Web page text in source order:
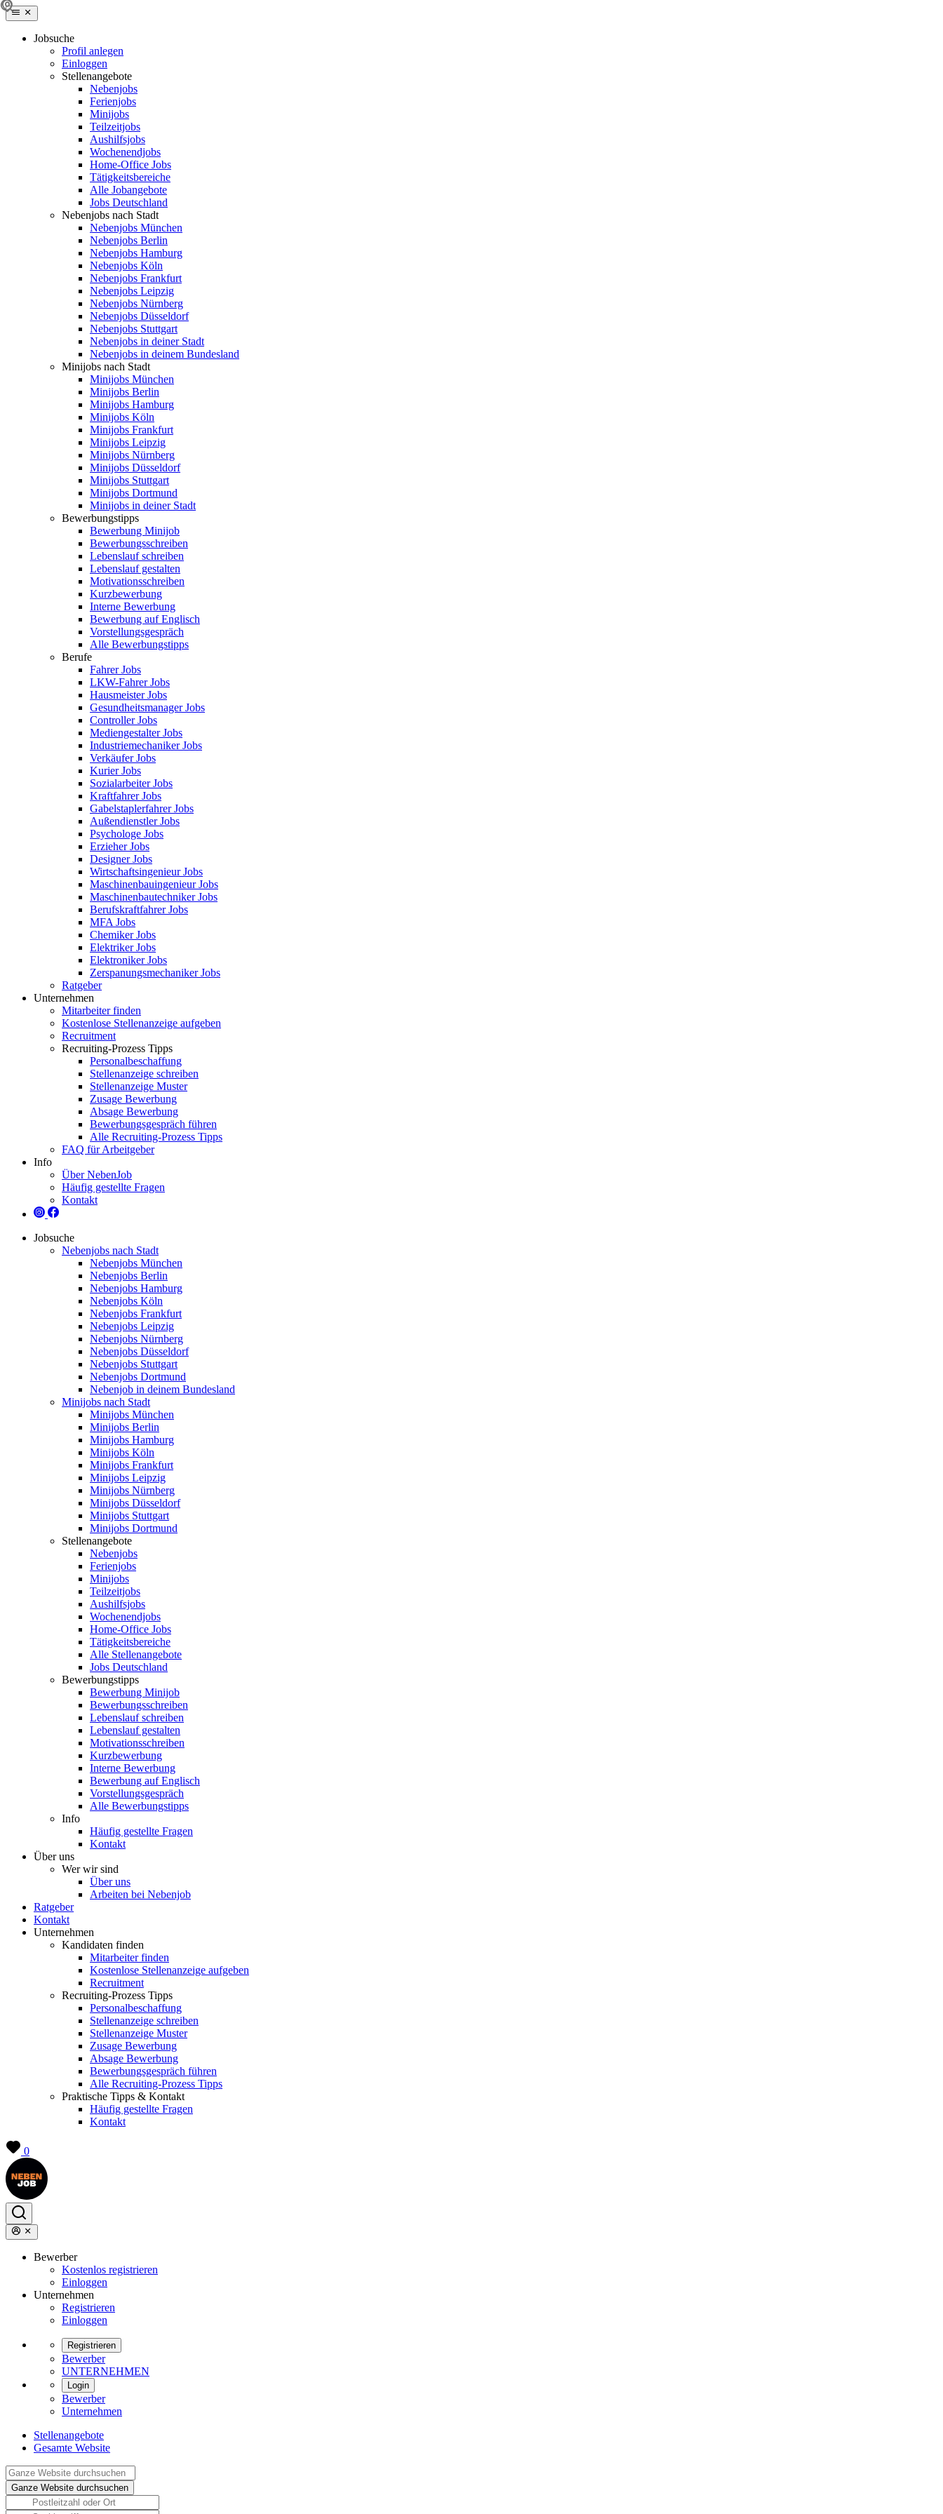
Jobsuche
Profil anlegen
Einloggen
Stellenangebote
Nebenjobs
Ferienjobs
Minijobs
Teilzeitjobs
Aushilfsjobs
Wochenendjobs
Home-Office Jobs
Tätigkeitsbereiche
Alle Jobangebote
Jobs Deutschland
Nebenjobs nach Stadt
Nebenjobs München
Nebenjobs Berlin
Nebenjobs Hamburg
Nebenjobs Köln
Nebenjobs Frankfurt
Nebenjobs Leipzig
Nebenjobs Nürnberg
Nebenjobs Düsseldorf
Nebenjobs Stuttgart
Nebenjobs in deiner Stadt
Nebenjobs in deinem Bundesland
Minijobs nach Stadt
Minijobs München
Minijobs Berlin
Minijobs Hamburg
Minijobs Köln
Minijobs Frankfurt
Minijobs Leipzig
Minijobs Nürnberg
Minijobs Düsseldorf
Minijobs Stuttgart
Minijobs Dortmund
Minijobs in deiner Stadt
Bewerbungstipps
Bewerbung Minijob
Bewerbungsschreiben
Lebenslauf schreiben
Lebenslauf gestalten
Motivationsschreiben
Kurzbewerbung
Interne Bewerbung
Bewerbung auf Englisch
Vorstellungsgespräch
Alle Bewerbungstipps
Berufe
Fahrer Jobs
LKW-Fahrer Jobs
Hausmeister Jobs
Gesundheitsmanager Jobs
Controller Jobs
Mediengestalter Jobs
Industriemechaniker Jobs
Verkäufer Jobs
Kurier Jobs
Sozialarbeiter Jobs
Kraftfahrer Jobs
Gabelstaplerfahrer Jobs
Außendienstler Jobs
Psychologe Jobs
Erzieher Jobs
Designer Jobs
Wirtschaftsingenieur Jobs
Maschinenbauingenieur Jobs
Maschinenbautechniker Jobs
Berufskraftfahrer Jobs
MFA Jobs
Chemiker Jobs
Elektriker Jobs
Elektroniker Jobs
Zerspanungsmechaniker Jobs
Ratgeber
Unternehmen
Mitarbeiter finden
Kostenlose Stellenanzeige aufgeben
Recruitment
Recruiting-Prozess Tipps
Personalbeschaffung
Stellenanzeige schreiben
Stellenanzeige Muster
Zusage Bewerbung
Absage Bewerbung
Bewerbungsgespräch führen
Alle Recruiting-Prozess Tipps
FAQ für Arbeitgeber
Info
Über NebenJob
Häufig gestellte Fragen
Kontakt
Jobsuche
Nebenjobs nach Stadt
Nebenjobs München
Nebenjobs Berlin
Nebenjobs Hamburg
Nebenjobs Köln
Nebenjobs Frankfurt
Nebenjobs Leipzig
Nebenjobs Nürnberg
Nebenjobs Düsseldorf
Nebenjobs Stuttgart
Nebenjobs Dortmund
Nebenjob in deinem Bundesland
Minijobs nach Stadt
Minijobs München
Minijobs Berlin
Minijobs Hamburg
Minijobs Köln
Minijobs Frankfurt
Minijobs Leipzig
Minijobs Nürnberg
Minijobs Düsseldorf
Minijobs Stuttgart
Minijobs Dortmund
Stellenangebote
Nebenjobs
Ferienjobs
Minijobs
Teilzeitjobs
Aushilfsjobs
Wochenendjobs
Home-Office Jobs
Tätigkeitsbereiche
Alle Stellenangebote
Jobs Deutschland
Bewerbungstipps
Bewerbung Minijob
Bewerbungsschreiben
Lebenslauf schreiben
Lebenslauf gestalten
Motivationsschreiben
Kurzbewerbung
Interne Bewerbung
Bewerbung auf Englisch
Vorstellungsgespräch
Alle Bewerbungstipps
Info
Häufig gestellte Fragen
Kontakt
Über uns
Wer wir sind
Über uns
Arbeiten bei Nebenjob
Ratgeber
Kontakt
Unternehmen
Kandidaten finden
Mitarbeiter finden
Kostenlose Stellenanzeige aufgeben
Recruitment
Recruiting-Prozess Tipps
Personalbeschaffung
Stellenanzeige schreiben
Stellenanzeige Muster
Zusage Bewerbung
Absage Bewerbung
Bewerbungsgespräch führen
Alle Recruiting-Prozess Tipps
Praktische Tipps & Kontakt
Häufig gestellte Fragen
Kontakt
0
Bewerber
Kostenlos registrieren
Einloggen
Unternehmen
Registrieren
Einloggen
Registrieren
Bewerber
UNTERNEHMEN
Login
Bewerber
Unternehmen
Stellenangebote
Gesamte Website